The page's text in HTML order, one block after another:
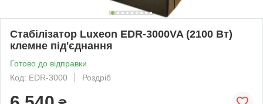
Стабілізатор Luxeon EDR-3000VA (2100 Вт)
клемне під'єднання
Готово до відправки
Код: EDR-3000
Роздріб